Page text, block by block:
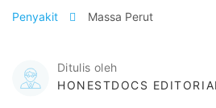
Penyakit Massa Perut
Ditulis oleh
HONESTDOCS